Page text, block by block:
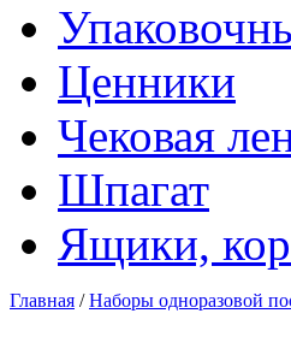
Ценники
Чековая
Шпагат
Ящики,
Главная /Наборы одноразовой